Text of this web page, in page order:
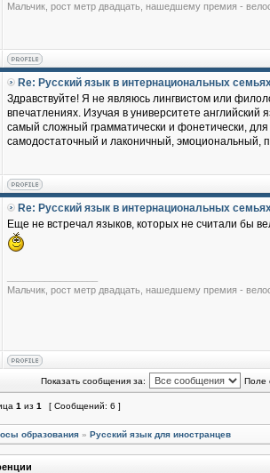
Мальчик, рост метр двадцать, нашедшему премия -
Re: Русский язык в интернациональных
Здравствуйте! Я не являюсь лингвистом или
впечатлениях. Изучая в университете английский
самый сложный грамматически и фонетически, для
самодостаточный и лаконичный, эмоциональный,
Re: Русский язык в интернациональных
Еще не встречал языков, которых не считали бы
Мальчик, рост метр двадцать, нашедшему премия -
Показать сообщения за: Поле
1 из 1 [ Сообщений: 6 ]
образования » Русский язык для иностранцев